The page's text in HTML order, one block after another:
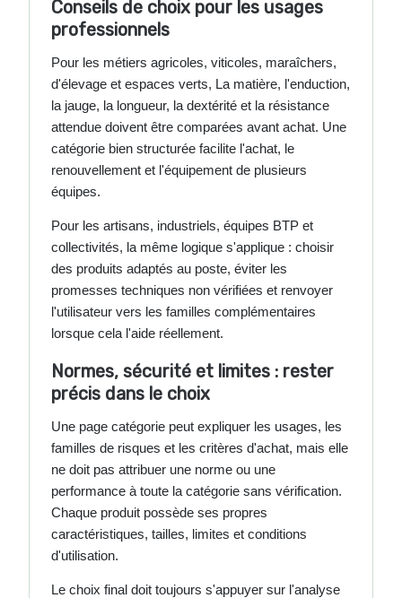
Conseils de choix pour les usages
professionnels
Pour les métiers agricoles, viticoles, maraîchers,
d'élevage et espaces verts, La matière, l'enduction,
la jauge, la longueur, la dextérité et la résistance
attendue doivent être comparées avant achat. Une
catégorie bien structurée facilite l'achat, le
renouvellement et l'équipement de plusieurs
équipes.
Pour les artisans, industriels, équipes BTP et
collectivités, la même logique s'applique : choisir
des produits adaptés au poste, éviter les
promesses techniques non vérifiées et renvoyer
l'utilisateur vers les familles complémentaires
lorsque cela l'aide réellement.
Normes, sécurité et limites : rester
précis dans le choix
Une page catégorie peut expliquer les usages, les
familles de risques et les critères d'achat, mais elle
ne doit pas attribuer une norme ou une
performance à toute la catégorie sans vérification.
Chaque produit possède ses propres
caractéristiques, tailles, limites et conditions
d'utilisation.
Le choix final doit toujours s'appuyer sur l'analyse